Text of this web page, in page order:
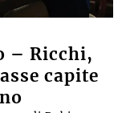
– Ricchi,
capite